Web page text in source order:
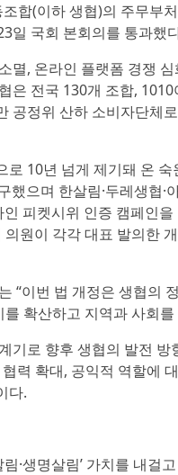
합(이하 생협)의 주무부
일 국회 본회의를 통과했
멸, 온라인 플랫폼 경쟁
은 전국 130개 조합,
공정위 산하 소비자단체
10년 넘게 제기돼 온
했으며 한살림·두레생협
피켓시위 인증 캠페인
원이 각각 대표 발의한
“이번 법 개정은 생협의
확산하고 지역과 사회
기로 향후 생협의 발전
력 확대, 공익적 역할에
다.
림·생명살림’ 가치를 내